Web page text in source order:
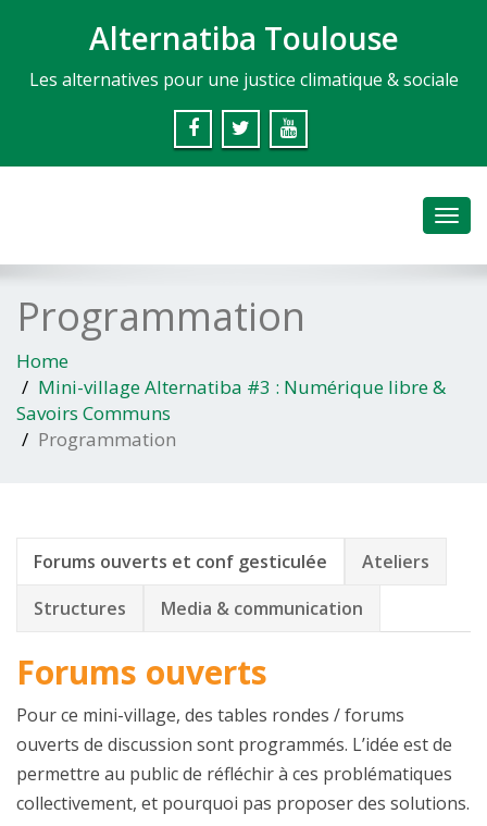
Alternatiba Toulouse
Les alternatives pour une justice climatique & sociale
Programmation
Home
Mini-village Alternatiba #3 : Numérique libre &
Savoirs Communs
Programmation
Forums ouverts et conf gesticulée
Ateliers
Structures
Media & communication
Forums ouverts
Pour ce mini-village, des tables rondes / forums
ouverts de discussion sont programmés. L’idée est de
permettre au public de réfléchir à ces problématiques
collectivement, et pourquoi pas proposer des solutions.